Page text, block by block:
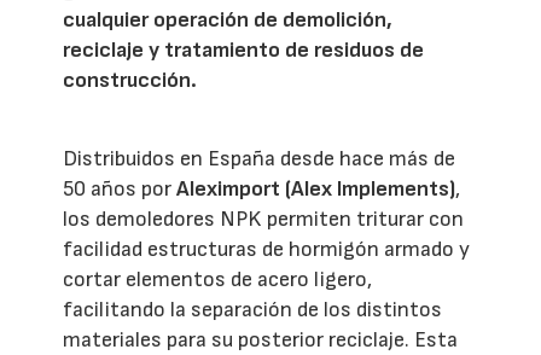
cualquier operación de demolición,
reciclaje y tratamiento de residuos de
construcción.
Distribuidos en España desde hace más de
50 años porAleximport (Alex Implements),
los demoledores NPK permiten triturar con
facilidad estructuras de hormigón armado y
cortar elementos de acero ligero,
facilitando la separación de los distintos
materiales para su posterior reciclaje. Esta